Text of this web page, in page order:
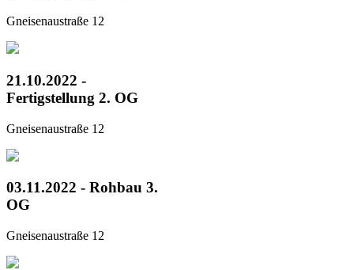
Gneisenaustraße 12
21.10.2022 -
Fertigstellung 2. OG
Gneisenaustraße 12
03.11.2022 - Rohbau 3.
OG
Gneisenaustraße 12